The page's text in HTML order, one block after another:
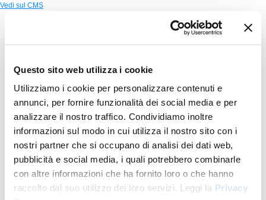
Questo sito web utilizza i cookie
Utilizziamo i cookie per personalizzare contenuti e
annunci, per fornire funzionalità dei social media e per
analizzare il nostro traffico. Condividiamo inoltre
informazioni sul modo in cui utilizza il nostro sito con i
nostri partner che si occupano di analisi dei dati web,
pubblicità e social media, i quali potrebbero combinarle
con altre informazioni che ha fornito loro o che hanno
raccolto dal suo utilizzo dei loro servizi. Leggi la Privacy
Vedi sul CMS